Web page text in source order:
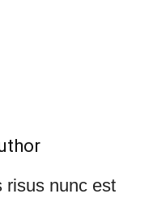
risus nunc est